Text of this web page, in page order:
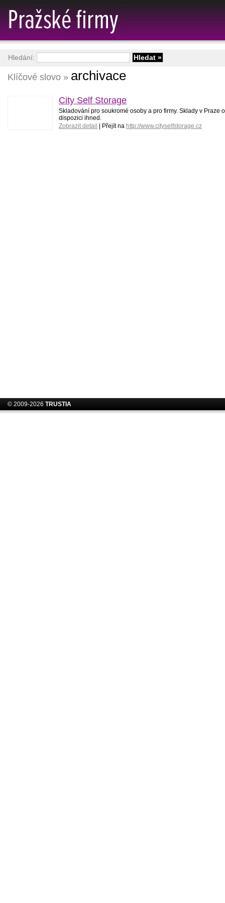
Klíčové slovo » archivace
City Self Storage
Skladování pro soukromé osoby a pro firmy. Sklady v Praze
dispozici ihned.
Zobrazit detail
| Přejít na http://www.cityselfstorage.cz
Hledání:
© 2009-2026 TRUSTIA